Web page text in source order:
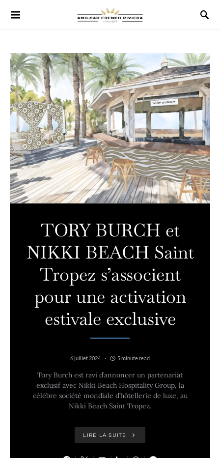
TORY BURCH et
NIKKI BEACH Saint
Tropez s’associent
pour une activation
estivale exclusive
6 juillet 2024 5 minute read
Tory Burch est ravi d’annoncer un partenariat
exclusif avec Nikki Beach Hospitality Group, la
célèbre société mondiale d’hôtellerie de luxe, au
Nikki Beach Saint Tropez.
LIRE LA SUITE